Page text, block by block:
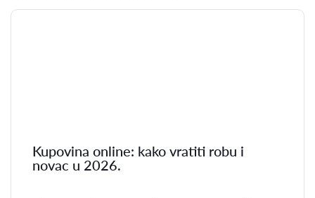
Kupovina online: kako vratiti robu i
novac u 2026.